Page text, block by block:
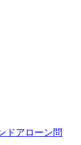
ドアローン問